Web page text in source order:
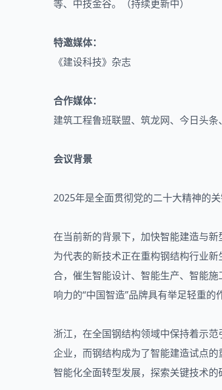
等、中技金谷。（持续更新中）
特邀媒体：
《建设科技》杂志
合作媒体：
建筑工程鲁班联盟、筑龙网、今日头
会议背景
2025年是全面贯彻党的二十大精神的
在当前新的背景下，加快智能建造与新
为代表的新技术正在重构钢结构行业
合，催生智能设计、智能生产、智能
响力的“中国智造”品牌具有举足轻重的
浙江，在全国钢结构领域中保持着示
企业，而钢结构成为了智能建造试点
智能化全面转型发展，探索关键技术